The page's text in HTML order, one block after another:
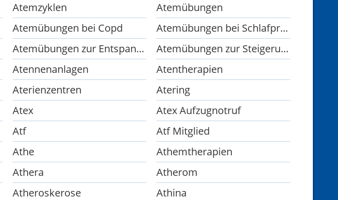
Atemzyklen
Atemübungen
Atemübungen bei Copd
Atemübungen bei Schlafproblemen
Atemübungen zur Entspannung
Atemübungen zur Steigerung der Leistungsfähigkeit
Atennenanlagen
Atentherapien
Aterienzentren
Atering
Atex
Atex Aufzugnotruf
Atf
Atf Mitglied
Athe
Athemtherapien
Athera
Atherom
Atheroskerose
Athina